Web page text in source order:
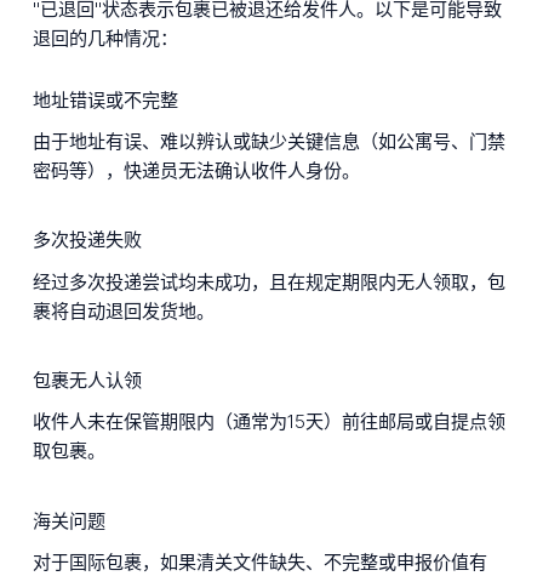
"已退回"状态表示包裹已被退还给发件人。以下是可能导致
退回的几种情况：
地址错误或不完整
由于地址有误、难以辨认或缺少关键信息（如公寓号、门禁
密码等），快递员无法确认收件人身份。
多次投递失败
经过多次投递尝试均未成功，且在规定期限内无人领取，包
裹将自动退回发货地。
包裹无人认领
收件人未在保管期限内（通常为15天）前往邮局或自提点领
取包裹。
海关问题
对于国际包裹，如果清关文件缺失、不完整或申报价值有